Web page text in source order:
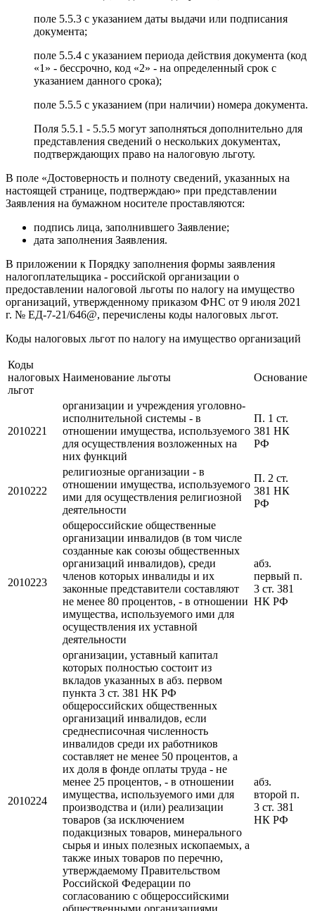
поле 5.5.3 с указанием даты выдачи или подписания
документа;
поле 5.5.4 с указанием периода действия документа (код
«1» - бессрочно, код «2» - на определенный срок с
указанием данного срока);
поле 5.5.5 с указанием (при наличии) номера документа.
Поля 5.5.1 - 5.5.5 могут заполняться дополнительно для
представления сведений о нескольких документах,
подтверждающих право на налоговую льготу.
В поле «Достоверность и полноту сведений, указанных на
настоящей странице, подтверждаю» при представлении
Заявления на бумажном носителе проставляются:
подпись лица, заполнившего Заявление;
дата заполнения Заявления.
В приложении к Порядку заполнения формы заявления
налогоплательщика - российской организации о
предоставлении налоговой льготы по налогу на имущество
организаций, утвержденному приказом ФНС от 9 июля 2021
г. № ЕД-7-21/646@, перечислены коды налоговых льгот.
Коды налоговых льгот по налогу на имущество организаций
Коды
налоговых
льгот
Наименование льготы Основание
2010221
организации и учреждения уголовно-
исполнительной системы - в
отношении имущества, используемого
для осуществления возложенных на
них функций
П. 1 ст.
381 НК
РФ
2010222
религиозные организации - в
отношении имущества, используемого
ими для осуществления религиозной
деятельности
П. 2 ст.
381 НК
РФ
2010223
общероссийские общественные
организации инвалидов (в том числе
созданные как союзы общественных
организаций инвалидов), среди
членов которых инвалиды и их
законные представители составляют
не менее 80 процентов, - в отношении
имущества, используемого ими для
осуществления их уставной
деятельности
абз.
первый п.
3 ст. 381
НК РФ
2010224
организации, уставный капитал
которых полностью состоит из
вкладов указанных в абз. первом
пункта 3 ст. 381 НК РФ
общероссийских общественных
организаций инвалидов, если
среднесписочная численность
инвалидов среди их работников
составляет не менее 50 процентов, а
их доля в фонде оплаты труда - не
менее 25 процентов, - в отношении
имущества, используемого ими для
производства и (или) реализации
товаров (за исключением
подакцизных товаров, минерального
сырья и иных полезных ископаемых, а
также иных товаров по перечню,
утверждаемому Правительством
Российской Федерации по
согласованию с общероссийскими
абз.
второй п.
3 ст. 381
НК РФ